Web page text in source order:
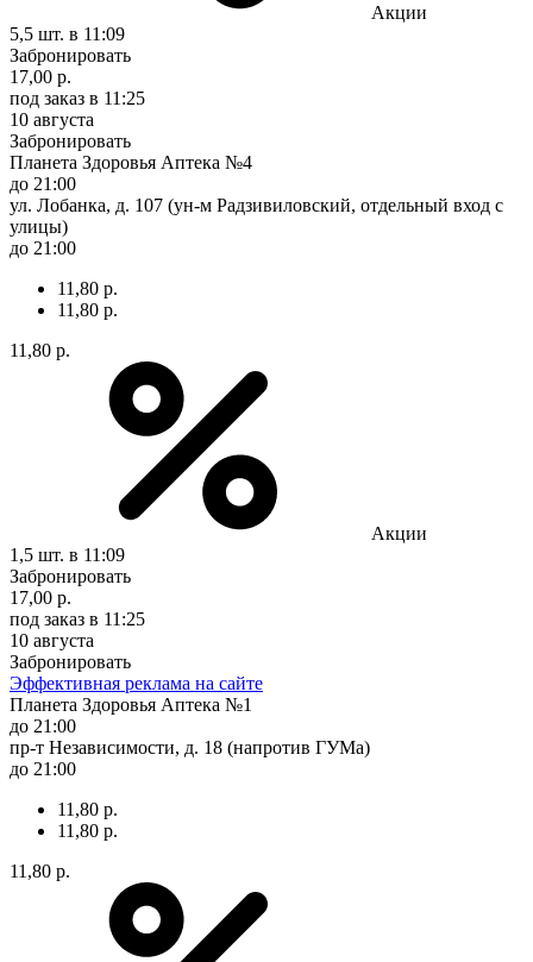
Акции
5,5 шт. в 11:09
Забронировать
17,00 р.
под заказ в 11:25
10 августа
Забронировать
Планета Здоровья Аптека №4
до 21:00
ул. Лобанка, д. 107 (ун-м Радзивиловский, отдельный вход с
улицы)
до 21:00
11,80 р.
11,80 р.
11,80 р.
Акции
1,5 шт. в 11:09
Забронировать
17,00 р.
под заказ в 11:25
10 августа
Забронировать
Эффективная реклама на сайте
Планета Здоровья Аптека №1
до 21:00
пр-т Независимости, д. 18 (напротив ГУМа)
до 21:00
11,80 р.
11,80 р.
11,80 р.